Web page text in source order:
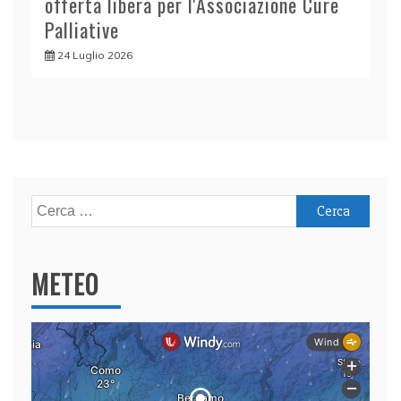
Palliative
24 Luglio 2026
Ricerca
per:
METEO